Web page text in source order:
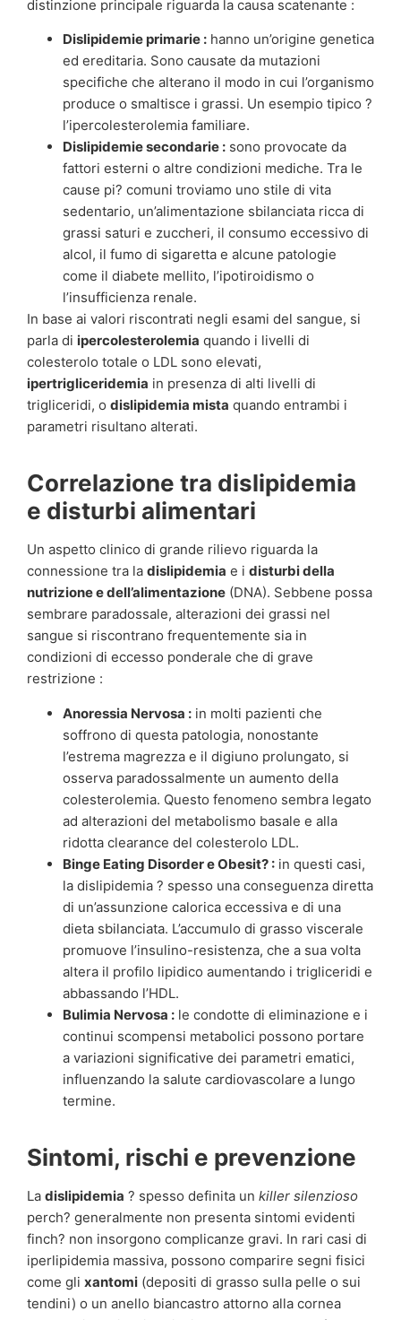
distinzione principale riguarda la causa scatenante :
Dislipidemie primarie : hanno un’origine genetica
ed ereditaria. Sono causate da mutazioni
specifiche che alterano il modo in cui l’organismo
produce o smaltisce i grassi. Un esempio tipico ?
l’ipercolesterolemia familiare.
Dislipidemie secondarie : sono provocate da
fattori esterni o altre condizioni mediche. Tra le
cause pi? comuni troviamo uno stile di vita
sedentario, un’alimentazione sbilanciata ricca di
grassi saturi e zuccheri, il consumo eccessivo di
alcol, il fumo di sigaretta e alcune patologie
come il diabete mellito, l’ipotiroidismo o
l’insufficienza renale.
In base ai valori riscontrati negli esami del sangue, si
parla di ipercolesterolemia quando i livelli di
colesterolo totale o LDL sono elevati,
ipertrigliceridemia in presenza di alti livelli di
trigliceridi, o dislipidemia mista quando entrambi i
parametri risultano alterati.
Correlazione tra dislipidemia
e disturbi alimentari
Un aspetto clinico di grande rilievo riguarda la
connessione tra la dislipidemia e i disturbi della
nutrizione e dell’alimentazione (DNA). Sebbene possa
sembrare paradossale, alterazioni dei grassi nel
sangue si riscontrano frequentemente sia in
condizioni di eccesso ponderale che di grave
restrizione :
Anoressia Nervosa : in molti pazienti che
soffrono di questa patologia, nonostante
l’estrema magrezza e il digiuno prolungato, si
osserva paradossalmente un aumento della
colesterolemia. Questo fenomeno sembra legato
ad alterazioni del metabolismo basale e alla
ridotta clearance del colesterolo LDL.
Binge Eating Disorder e Obesit? : in questi casi,
la dislipidemia ? spesso una conseguenza diretta
di un’assunzione calorica eccessiva e di una
dieta sbilanciata. L’accumulo di grasso viscerale
promuove l’insulino-resistenza, che a sua volta
altera il profilo lipidico aumentando i trigliceridi e
abbassando l’HDL.
Bulimia Nervosa : le condotte di eliminazione e i
continui scompensi metabolici possono portare
a variazioni significative dei parametri ematici,
influenzando la salute cardiovascolare a lungo
termine.
Sintomi, rischi e prevenzione
La dislipidemia ? spesso definita un killer silenzioso
perch? generalmente non presenta sintomi evidenti
finch? non insorgono complicanze gravi. In rari casi di
iperlipidemia massiva, possono comparire segni fisici
come gli xantomi (depositi di grasso sulla pelle o sui
tendini) o un anello biancastro attorno alla cornea